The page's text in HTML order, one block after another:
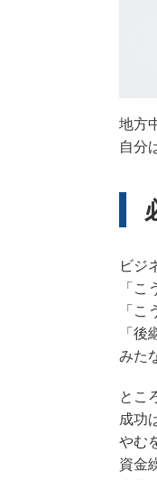
地方
自分
ビジ
「
「
「
みた
とこ
成功
やむ
資金